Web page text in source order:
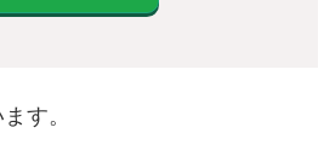
す。